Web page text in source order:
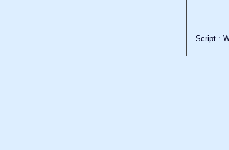
Script :